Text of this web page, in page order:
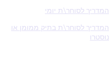
המדריך לסוחר\ת יומי
המדריך לסוחר\ת בתיק ממומן או
נוסטרו